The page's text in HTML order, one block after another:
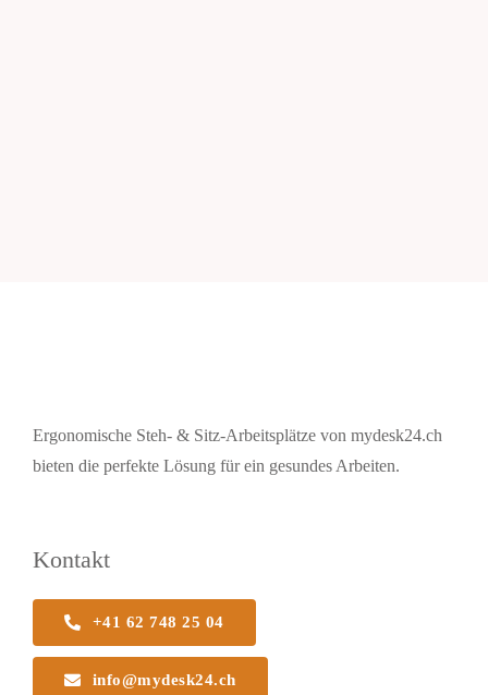
Ergonomische Steh- & Sitz-Arbeitsplätze von mydesk24.ch
bieten die perfekte Lösung für ein gesundes Arbeiten.
Kontakt
+41 62 748 25 04
info@mydesk24.ch